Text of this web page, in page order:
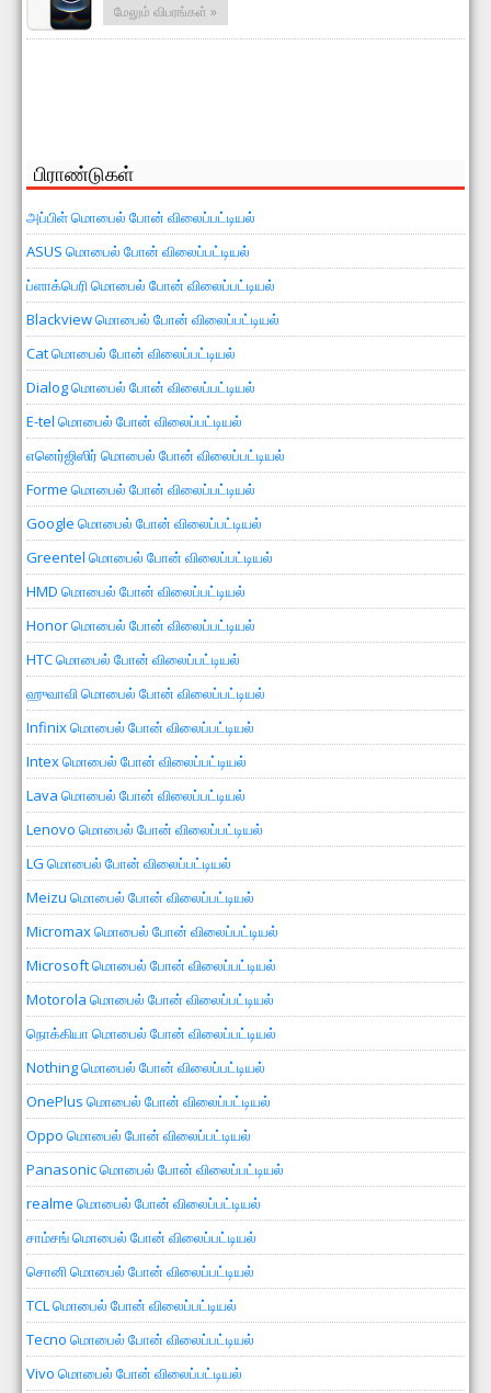
மேலும் விபரங்கள் »
பிராண்டுகள்
அப்பிள் மொபைல் போன் விலைப்பட்டியல்
ASUS மொபைல் போன் விலைப்பட்டியல்
ப்ளாக்பெரி மொபைல் போன் விலைப்பட்டியல்
Blackview மொபைல் போன் விலைப்பட்டியல்
Cat மொபைல் போன் விலைப்பட்டியல்
Dialog மொபைல் போன் விலைப்பட்டியல்
E-tel மொபைல் போன் விலைப்பட்டியல்
எனெர்ஜிஸிர் மொபைல் போன் விலைப்பட்டியல்
Forme மொபைல் போன் விலைப்பட்டியல்
Google மொபைல் போன் விலைப்பட்டியல்
Greentel மொபைல் போன் விலைப்பட்டியல்
HMD மொபைல் போன் விலைப்பட்டியல்
Honor மொபைல் போன் விலைப்பட்டியல்
HTC மொபைல் போன் விலைப்பட்டியல்
ஹுவாவி மொபைல் போன் விலைப்பட்டியல்
Infinix மொபைல் போன் விலைப்பட்டியல்
Intex மொபைல் போன் விலைப்பட்டியல்
Lava மொபைல் போன் விலைப்பட்டியல்
Lenovo மொபைல் போன் விலைப்பட்டியல்
LG மொபைல் போன் விலைப்பட்டியல்
Meizu மொபைல் போன் விலைப்பட்டியல்
Micromax மொபைல் போன் விலைப்பட்டியல்
Microsoft மொபைல் போன் விலைப்பட்டியல்
Motorola மொபைல் போன் விலைப்பட்டியல்
நொக்கியா மொபைல் போன் விலைப்பட்டியல்
Nothing மொபைல் போன் விலைப்பட்டியல்
OnePlus மொபைல் போன் விலைப்பட்டியல்
Oppo மொபைல் போன் விலைப்பட்டியல்
Panasonic மொபைல் போன் விலைப்பட்டியல்
realme மொபைல் போன் விலைப்பட்டியல்
சாம்சங் மொபைல் போன் விலைப்பட்டியல்
சொனி மொபைல் போன் விலைப்பட்டியல்
TCL மொபைல் போன் விலைப்பட்டியல்
Tecno மொபைல் போன் விலைப்பட்டியல்
Vivo மொபைல் போன் விலைப்பட்டியல்